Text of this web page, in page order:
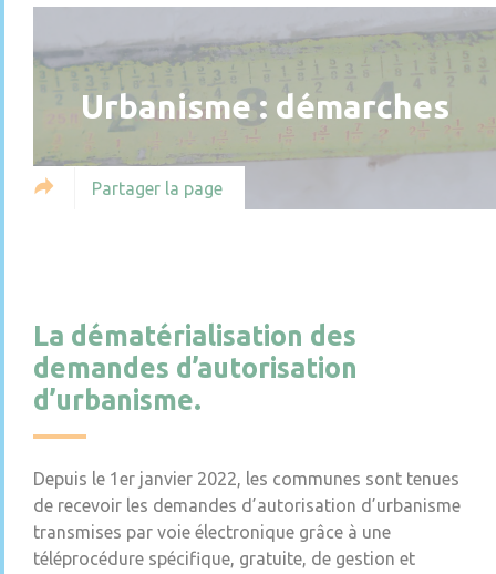
Urbanisme : démarches
Partager la page
La dématérialisation des
demandes d’autorisation
d’urbanisme.
Depuis le 1er janvier 2022, les communes sont tenues
de recevoir les demandes d’autorisation d’urbanisme
transmises par voie électronique grâce à une
téléprocédure spécifique, gratuite, de gestion et